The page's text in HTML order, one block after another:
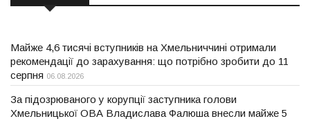
Майже 4,6 тисячі вступників на Хмельниччині отримали
рекомендації до зарахування: що потрібно зробити до 11
серпня 06.08.2026
За підозрюваного у корупції заступника голови
Хмельницької ОВА Владислава Фалюша внесли майже 5